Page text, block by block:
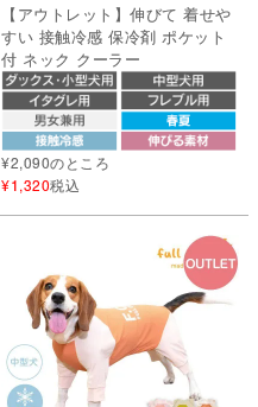
【アウトレット】伸びて 着せや
すい 接触冷感 保冷剤 ポケット
付 ネック クーラー
¥2,090のところ
¥1,320税込